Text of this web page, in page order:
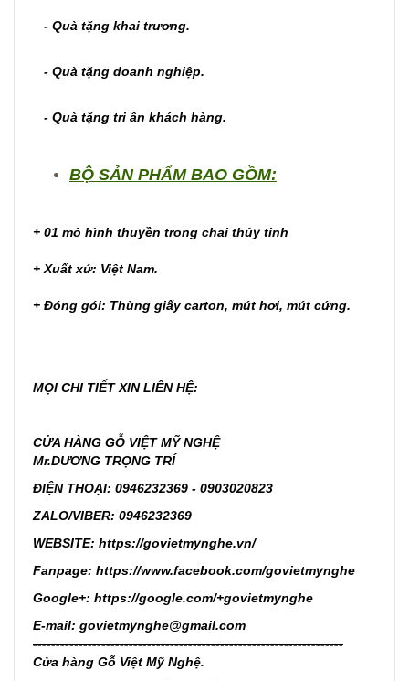
- Quà tặng khai trương.
- Quà tặng doanh nghiệp.
- Quà tặng tri ân khách hàng.
BỘ SẢN PHẨM BAO GỒM:
+ 01 mô hình thuyền trong chai thủy tinh
+ Xuất xứ: Việt Nam.
+ Đóng gói: Thùng giấy carton, mút hơi, mút cứng.
MỌI CHI TIẾT XIN LIÊN HỆ:
CỬA HÀNG GỖ VIỆT MỸ NGHỆ
Mr.DƯƠNG TRỌNG TRÍ
ĐIỆN THOẠI: 0946232369 - 0903020823
ZALO/VIBER: 0946232369
WEBSITE: https://govietmynghe.vn/
Fanpage: https://www.facebook.com/govietmynghe
Google+: https://google.com/+govietmynghe
E-mail: govietmynghe@gmail.com
--------------------------------------------------------------------
Cửa hàng Gỗ Việt Mỹ Nghệ.